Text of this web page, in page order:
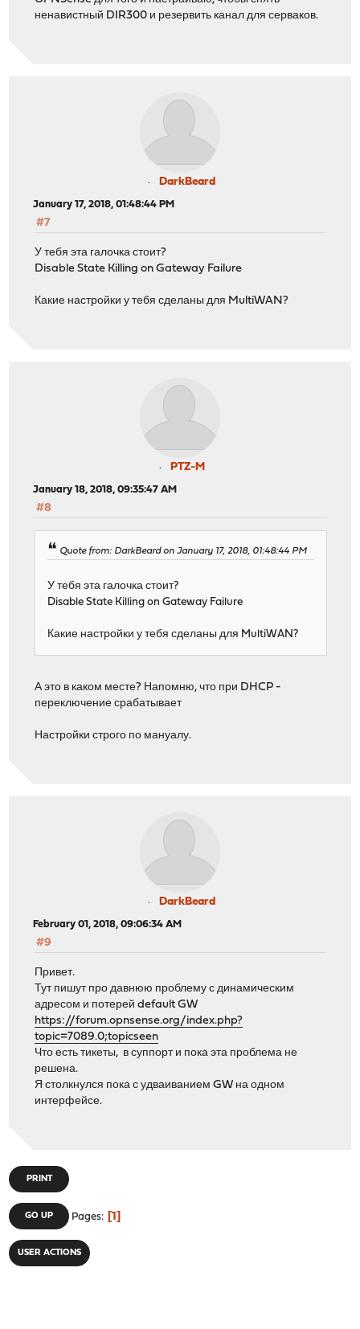
ненавистный DIR300 и резервить канал для серваков.
DarkBeard
January 17, 2018, 01:48:44 PM
#7
У тебя эта галочка стоит?
Disable State Killing on Gateway Failure
Какие настройки у тебя сделаны для MultiWAN?
PTZ-M
January 18, 2018, 09:35:47 AM
#8
Quote from: DarkBeard on January 17, 2018, 01:48:44 PM
У тебя эта галочка стоит?
Disable State Killing on Gateway Failure
Какие настройки у тебя сделаны для MultiWAN?
А это в каком месте? Напомню, что при DHCP -
переключение срабатывает
Настройки строго по мануалу.
DarkBeard
February 01, 2018, 09:06:34 AM
#9
Привет.
Тут пишут про давнюю проблему с динамическим
адресом и потерей default GW
https://forum.opnsense.org/index.php?
topic=7089.0;topicseen
Что есть тикеты, в суппорт и пока эта проблема не
решена.
Я столкнулся пока с удваиванием GW на одном
интерфейсе.
PRINT
GO UP Pages 1
USER ACTIONS